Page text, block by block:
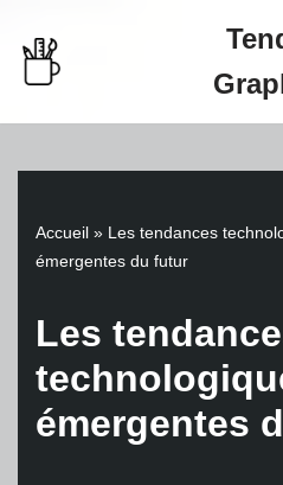
Aller
au
contenu
Accueil » Les tendances
émergentes du futur
Les
émergentes